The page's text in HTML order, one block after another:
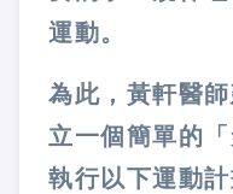
運動。
為此，黃軒醫
立一個簡單的「
執行以下運動